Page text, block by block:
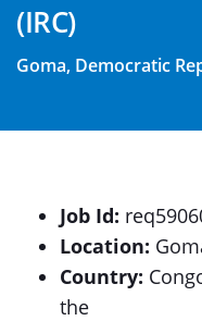
(IRC)
Goma, Democratic
Job Id:
Location:
Country:
the